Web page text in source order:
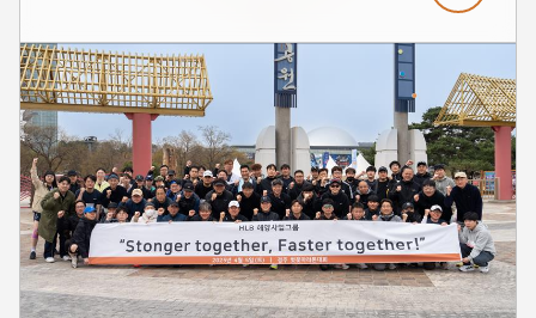
고속단정 등의 실제 납품 사례를 함께 전시하였습니다.
3. 자동화 선체 제작 공정 3D 설계 → CNC 가공 → 로봇
조립으로 이어지는 선체 자동 제작 시스템을 통해
정밀하고 대량 생산이 가능한 선체 제조 기술도 영상
자료와 함께 소개되었습니다. ■ 전시품 구조대 구조정
실물 10M 고속단정 실물 HDPE 선체 모형
HLB이엔지는 앞으로도 지속적인 기술 개발과 혁신을
통해 해양 방위 및 친환경 선박 분야의 미래를
이끌어가겠습니다.
50주년 기념 행사는 HLB ENG의 지난 발자취를
되돌아보고, 다가올 50년을 위한 새로운 도약을
다짐하는 뜻깊은 자리였습니다. 앞으로도 HLB ENG는
미래를 향한 끊임없는 도전으로 더 나은 내일을
만들어갈 것을 약속드립니다.